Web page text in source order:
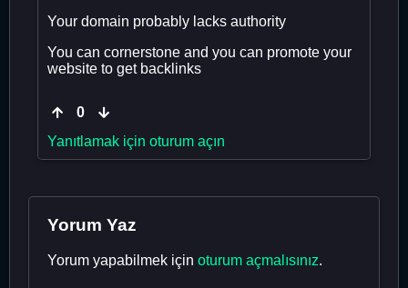
Your domain probably lacks authority
You can cornerstone and you can promote your
website to get backlinks
0
Yanıtlamak için oturum açın
Yorum Yaz
Yorum yapabilmek için oturum açmalısınız.